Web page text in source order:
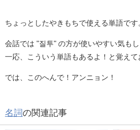
ちょっとしたやきもちで使える単語です
会話では "질투" の方が使いやすい気もし
一応、こういう単語もあるよ！と覚えて
では、このへんで！アンニョン！
名詞の関連記事